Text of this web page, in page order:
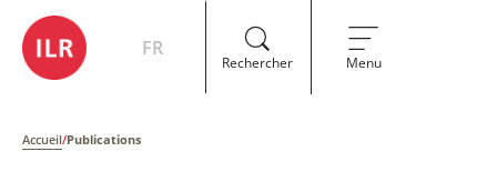
FR
Rechercher Menu
Accueil/Publications